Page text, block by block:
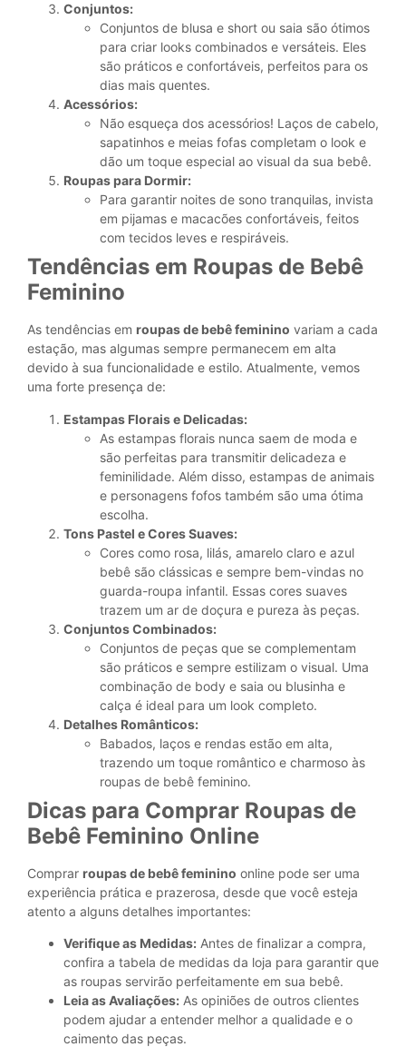
Conjuntos:
Conjuntos de blusa e short ou saia são ótimos
para criar looks combinados e versáteis. Eles
são práticos e confortáveis, perfeitos para os
dias mais quentes.
Acessórios:
Não esqueça dos acessórios! Laços de cabelo,
sapatinhos e meias fofas completam o look e
dão um toque especial ao visual da sua bebê.
Roupas para Dormir:
Para garantir noites de sono tranquilas, invista
em pijamas e macacões confortáveis, feitos
com tecidos leves e respiráveis.
Tendências em Roupas de Bebê
Feminino
As tendências em roupas de bebê feminino variam a cada
estação, mas algumas sempre permanecem em alta
devido à sua funcionalidade e estilo. Atualmente, vemos
uma forte presença de:
Estampas Florais e Delicadas:
As estampas florais nunca saem de moda e
são perfeitas para transmitir delicadeza e
feminilidade. Além disso, estampas de animais
e personagens fofos também são uma ótima
escolha.
Tons Pastel e Cores Suaves:
Cores como rosa, lilás, amarelo claro e azul
bebê são clássicas e sempre bem-vindas no
guarda-roupa infantil. Essas cores suaves
trazem um ar de doçura e pureza às peças.
Conjuntos Combinados:
Conjuntos de peças que se complementam
são práticos e sempre estilizam o visual. Uma
combinação de body e saia ou blusinha e
calça é ideal para um look completo.
Detalhes Românticos:
Babados, laços e rendas estão em alta,
trazendo um toque romântico e charmoso às
roupas de bebê feminino.
Dicas para Comprar Roupas de
Bebê Feminino Online
Comprar roupas de bebê feminino online pode ser uma
experiência prática e prazerosa, desde que você esteja
atento a alguns detalhes importantes:
Verifique as Medidas: Antes de finalizar a compra,
confira a tabela de medidas da loja para garantir que
as roupas servirão perfeitamente em sua bebê.
Leia as Avaliações: As opiniões de outros clientes
podem ajudar a entender melhor a qualidade e o
caimento das peças.